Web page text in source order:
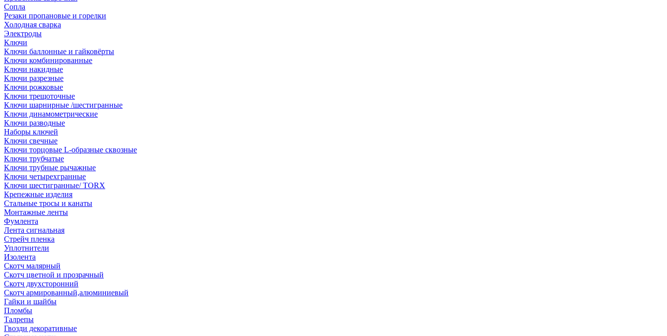
Сопла
Резаки пропановые и горелки
Холодная сварка
Электроды
Ключи
Ключи баллонные и гайковёрты
Ключи комбинированные
Ключи накидные
Ключи разрезные
Ключи рожковые
Ключи трещоточные
Ключи шарнирные /шестигранные
Ключи динамометрические
Ключи разводные
Наборы ключей
Ключи свечные
Ключи торцовые L-образные сквозные
Ключи трубчатые
Ключи трубные рычажные
Ключи четырехгранные
Ключи шестигранные/ TORX
Крепежные изделия
Стальные тросы и канаты
Монтажные ленты
Фумлента
Лента сигнальная
Стрейч пленка
Уплотнители
Изолента
Скотч малярный
Скотч цветной и прозрачный
Скотч двухсторонний
Скотч армированный,алюминиевый
Гайки и шайбы
Пломбы
Талрепы
Гвозди декоративные